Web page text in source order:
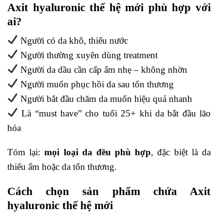
Axit hyaluronic thế hệ mới phù hợp với
ai?
Người có da khô, thiếu nước
Người thường xuyên dùng treatment
Người da dầu cần cấp ẩm nhẹ – không nhờn
Người muốn phục hồi da sau tổn thương
Người bắt đầu chăm da muốn hiệu quả nhanh
Là “must have” cho tuổi 25+ khi da bắt đầu lão
hóa
Tóm lại:mọi loại da đều phù hợp, đặc biệt là da
thiếu ẩm hoặc da tổn thương.
Cách chọn sản phẩm chứa Axit
hyaluronic thế hệ mới